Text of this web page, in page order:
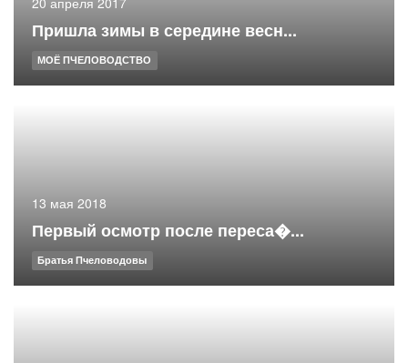
Пришла зимы в середине весн...
МОЁ ПЧЕЛОВОДСТВО
13 мая 2018
Первый осмотр после переса�...
Братья Пчеловодовы